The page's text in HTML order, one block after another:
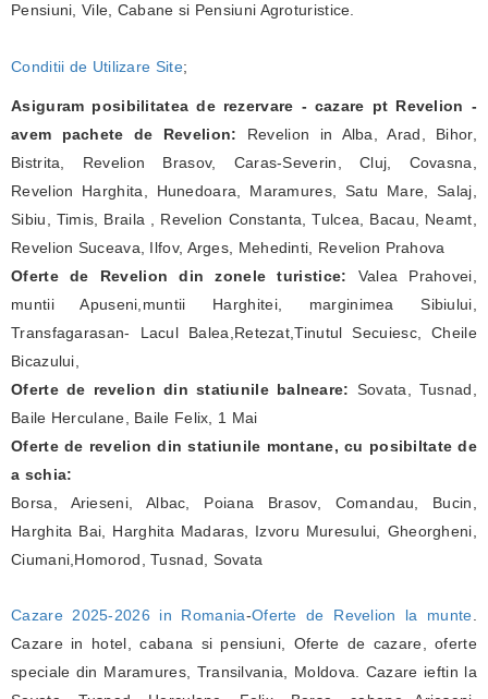
Pensiuni, Vile, Cabane si Pensiuni Agroturistice.
Conditii de Utilizare Site;
Asiguram posibilitatea de rezervare - cazare pt Revelion -
avem pachete de Revelion: Revelion in Alba, Arad, Bihor,
Bistrita, Revelion Brasov, Caras-Severin, Cluj, Covasna,
Revelion Harghita, Hunedoara, Maramures, Satu Mare, Salaj,
Sibiu, Timis, Braila , Revelion Constanta, Tulcea, Bacau, Neamt,
Revelion Suceava, Ilfov, Arges, Mehedinti, Revelion Prahova
Oferte de Revelion din zonele turistice: Valea Prahovei,
muntii Apuseni,muntii Harghitei, marginimea Sibiului,
Transfagarasan- Lacul Balea,Retezat,Tinutul Secuiesc, Cheile
Bicazului,
Oferte de revelion din statiunile balneare: Sovata, Tusnad,
Baile Herculane, Baile Felix, 1 Mai
Oferte de revelion din statiunile montane, cu posibiltate de
a schia:
Borsa, Arieseni, Albac, Poiana Brasov, Comandau, Bucin,
Harghita Bai, Harghita Madaras, Izvoru Muresului, Gheorgheni,
Ciumani,Homorod, Tusnad, Sovata
Cazare 2025-2026 in Romania-Oferte de Revelion la munte
Cazare in hotel, cabana si pensiuni, Oferte de cazare, oferte
speciale din Maramures, Transilvania, Moldova. Cazare ieftin la